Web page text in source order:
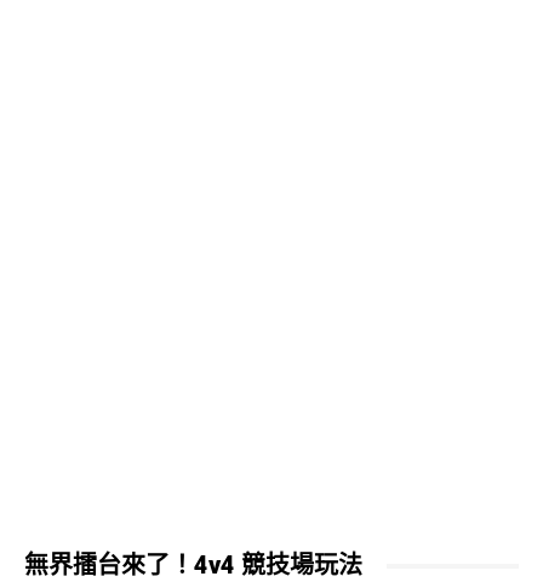
無界擂台來了！4v4 競技場玩法